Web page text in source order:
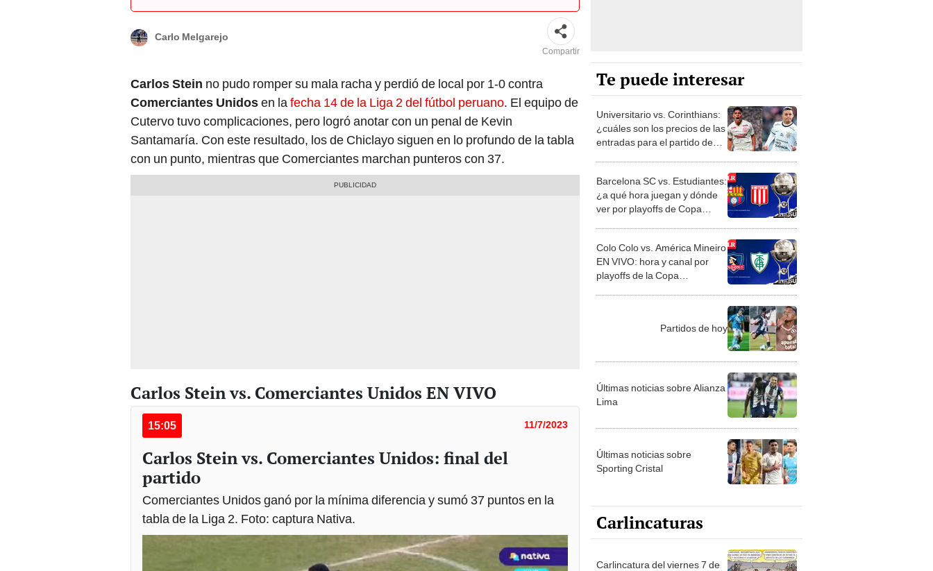
Carlo Melgarejo
Compartir
Carlos Stein no pudo romper su mala racha y perdió de local por 1-0 contra
Comerciantes Unidosen lafecha 14 de la Liga 2 del fútbol peruano. El equipo de
Cutervo tuvo complicaciones, pero logró anotar con un penal de Kevin
Santamaría. Con este resultado, los de Chiclayo siguen en lo profundo de la tabla
con un punto, mientras que Comerciantes marchan punteros con 37.
Carlos Stein vs. Comerciantes Unidos EN VIVO
15:05 11/7/2023
Carlos Stein vs. Comerciantes Unidos: final del
partido
Comerciantes Unidos ganó por la mínima diferencia y sumó 37 puntos en la
tabla de la Liga 2. Foto: captura Nativa.
Te puede interesar
Universitario vs. Corinthians:
¿cuáles son los precios de las
entradas para el partido de
Barcelona SC vs. Estudiantes:
¿a qué hora juegan y dónde
ver por playoffs de Copa
Colo Colo vs. América Mineiro
EN VIVO: hora y canal por
playoffs de la Copa
Partidos de hoy
Últimas noticias sobre Alianza
Lima
Últimas noticias sobre
Sporting Cristal
Carlincaturas
Carlincatura del viernes 7 de